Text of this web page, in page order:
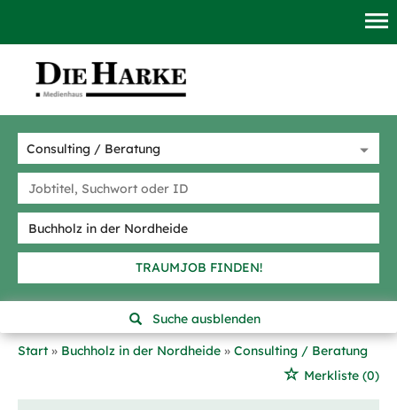
TRAUMJOB FINDEN!
Suche ausblenden
Start
Buchholz in der Nordheide
Consulting / Beratung
Merkliste (0)